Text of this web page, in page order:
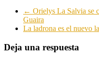
← Orielys La Salvia se
Guaira
La ladrona es el nuevo
Deja una respuesta